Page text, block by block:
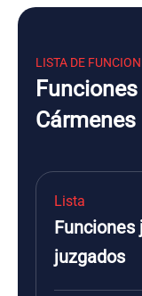
LISTA DE
Cármenes
Lista
Funciones
juzgados